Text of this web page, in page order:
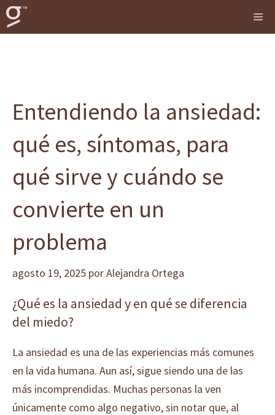
Saltar
al
Entendiendo la ansiedad:
qué es, síntomas, para
qué sirve y cuándo se
convierte en un
problema
agosto 19, 2025 porAlejandra Ortega
¿Qué es la ansiedad y en qué se diferencia
del miedo?
La ansiedad es una de las experiencias más comunes
en la vida humana. Aun así, sigue siendo una de las
más incomprendidas. Muchas personas la ven
únicamente como algo negativo, sin notar que, al